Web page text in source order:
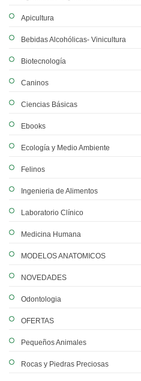
Apicultura
Bebidas Alcohólicas- Vinicultura
Biotecnología
Caninos
Ciencias Básicas
Ebooks
Ecología y Medio Ambiente
Felinos
Ingenieria de Alimentos
Laboratorio Clínico
Medicina Humana
MODELOS ANATOMICOS
NOVEDADES
Odontologia
OFERTAS
Pequeños Animales
Rocas y Piedras Preciosas